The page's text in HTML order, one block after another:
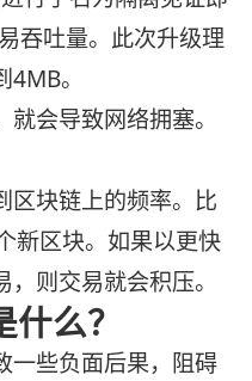
吞吐量。此次升级理
。
会导致网络拥塞。
区块链上的频率。比
新区块。如果以更快
则交易就会积压。
么？
一些负面后果，阻碍